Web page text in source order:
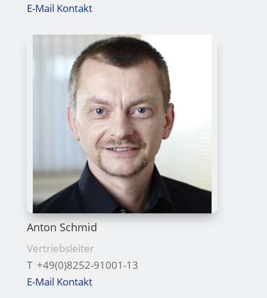
E-Mail Kontakt
Anton Schmid
Vertriebsleiter
T +49(0)8252-91001-13
E-Mail Kontakt